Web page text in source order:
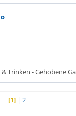
& Trinken - Gehobene
[1] |2